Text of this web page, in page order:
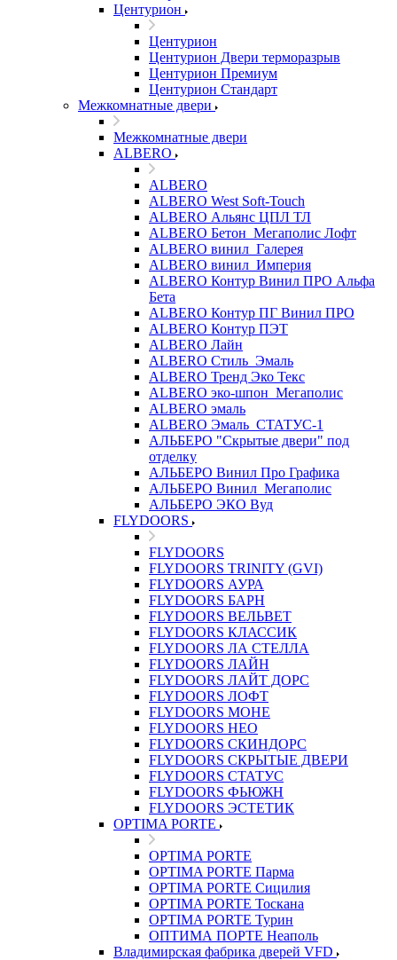
Центурион
Центурион
Центурион Двери терморазрыв
Центурион Премиум
Центурион Стандарт
Межкомнатные двери
Межкомнатные двери
ALBERO
ALBERO
ALBERO West Soft-Touch
ALBERO Альянс ЦПЛ ТЛ
ALBERO Бетон_Мегаполис Лофт
ALBERO винил_Галерея
ALBERO винил_Империя
ALBERO Контур Винил ПРО Альфа
Бета
ALBERO Контур ПГ Винил ПРО
ALBERO Контур ПЭТ
ALBERO Лайн
ALBERO Стиль_Эмаль
ALBERO Тренд Эко Текс
ALBERO эко-шпон_Мегаполис
ALBERO эмаль
ALBERO Эмаль_СТАТУС-1
АЛЬБЕРО "Скрытые двери" под
отделку
АЛЬБЕРО Винил Про Графика
АЛЬБЕРО Винил_Мегаполис
АЛЬБЕРО ЭКО Вуд
FLYDOORS
FLYDOORS
FLYDOORS TRINITY (GVI)
FLYDOORS АУРА
FLYDOORS БАРН
FLYDOORS ВЕЛЬВЕТ
FLYDOORS КЛАССИК
FLYDOORS ЛА СТЕЛЛА
FLYDOORS ЛАЙН
FLYDOORS ЛАЙТ ДОРС
FLYDOORS ЛОФТ
FLYDOORS МОНЕ
FLYDOORS НЕО
FLYDOORS СКИНДОРС
FLYDOORS СКРЫТЫЕ ДВЕРИ
FLYDOORS СТАТУС
FLYDOORS ФЬЮЖН
FLYDOORS ЭСТЕТИК
OPTIMA PORTE
OPTIMA PORTE
OPTIMA PORTE Парма
OPTIMA PORTE Сицилия
OPTIMA PORTE Тоскана
OPTIMA PORTE Турин
ОПТИМА ПОРТЕ Неаполь
Владимирская фабрика дверей VFD